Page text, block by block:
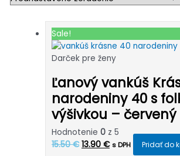
Sale!
Darček pre ženy
Ľanový vankúš
narodeniny 40 s
výšivkou – červený
Hodnotenie 0 z 5
15.50€ Pôvodná
13.90 €Aktuálna
s DPH Pridať do